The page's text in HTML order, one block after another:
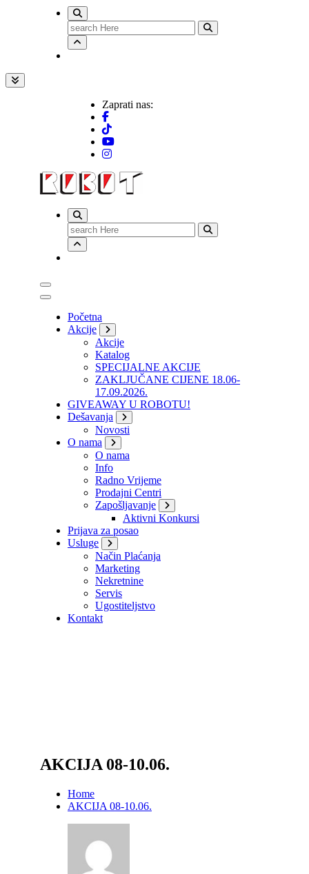
Search
for:
Zaprati nas:
Search
for:
Početna
Akcije
Akcije
Katalog
SPECIJALNE AKCIJE
ZAKLJUČANE CIJENE 18.06-
17.09.2026.
GIVEAWAY U ROBOTU!
Dešavanja
Novosti
O nama
O nama
Info
Radno Vrijeme
Prodajni Centri
Zapošljavanje
Aktivni Konkursi
Prijava za posao
Usluge
Način Plaćanja
Marketing
Nekretnine
Servis
Ugostiteljstvo
Kontakt
AKCIJA 08-10.06.
Home
AKCIJA 08-10.06.